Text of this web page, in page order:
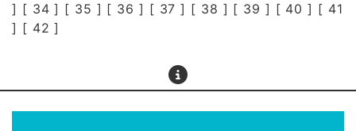
] [ 34 ] [ 35 ] [ 36 ] [ 37 ] [ 38 ] [ 39 ] [ 40 ] [ 41
] [ 42 ]